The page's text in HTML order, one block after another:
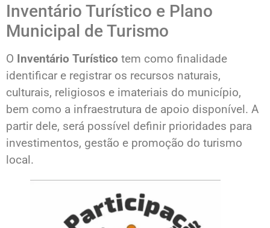
Inventário Turístico e Plano
Municipal de Turismo
O Inventário Turístico tem como finalidade
identificar e registrar os recursos naturais,
culturais, religiosos e imateriais do município,
bem como a infraestrutura de apoio disponível. A
partir dele, será possível definir prioridades para
investimentos, gestão e promoção do turismo
local.